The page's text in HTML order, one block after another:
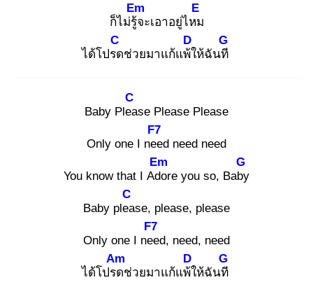
ก็ไม่รู้จ
Em
ะเอาอยู่ไหม
E
ได้โปรด
C
ช่วยมาแก้แพ้ใ
D
ห้ฉันที
G
Baby Plea
C
se Please Please
Only one I nee
F7
d need need
You know that I Ado
Em
re you so, Baby
G
Baby plea
C
se, please, please
Only one I nee
F7
d, need, need
ได้โปรด
Am
ช่วยมาแก้แพ้ใ
D
ห้ฉันที
G